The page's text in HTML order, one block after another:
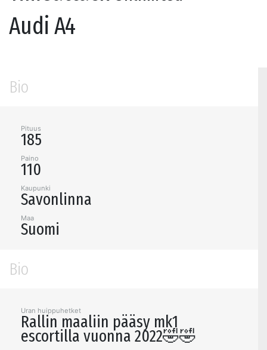
Audi A4
Bio
Pituus
185
Paino
110
Kaupunki
Savonlinna
Maa
Suomi
Bio
Uran huippuhetket
Rallin maaliin pääsy mk1
escortilla vuonna 2022🤣🤣